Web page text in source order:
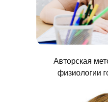
Авторская
физиологии